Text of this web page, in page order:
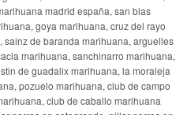
madrid españa, san blas
goya marihuana, cruz del rayo
de baranda marihuana, arguelles
marihuana, sanchinarro marihuana,
de guadalix marihuana, la moraleja
pozuelo marihuana, club de campo
club de caballo marihuana